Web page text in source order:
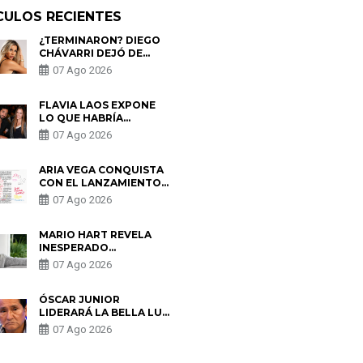
RECIENTES
¿TERMINARON? DIEGO
CHÁVARRI DEJÓ DE
SEGUIR A GABRIELA
HERRERA Y ANUNCIA SU
07 Ago 2026
FLAVIA LAOS EXPONE
LO QUE HABRÍA
BUSCADO PABLO
HEREDIA CON ALE
PARTES QUERÍA EL
REMEMBER”
07 Ago 2026
ARIA VEGA CONQUISTA
CON EL LANZAMIENTO
DE “TOTOTO (+4)”
07 Ago 2026
MARIO HART REVELA
INESPERADO
PROBLEMA DE SALUD
ANTES DE SEPARARSE
ENCONTRARON UN
TUMOR”
07 Ago 2026
ÓSCAR JUNIOR
LIDERARÁ LA BELLA LUZ
TRAS SALIDA DE SU
PADRE POR POLÉMICA
07 Ago 2026